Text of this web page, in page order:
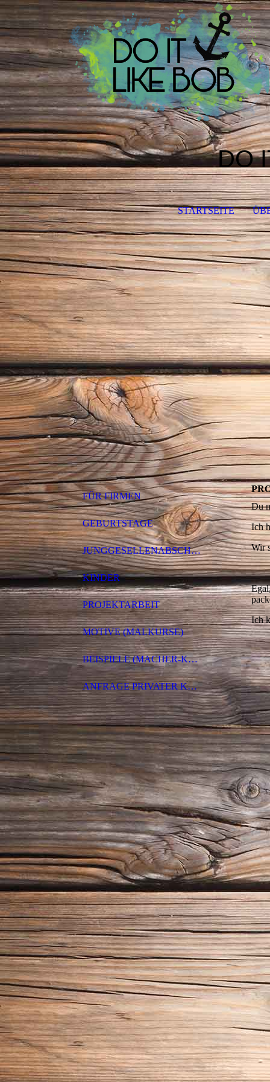
DO
STARTSEITE
FÜR FIRMEN
GEBURTSTAGE
JUNGGESELLENABSCHIEDE
KINDER
PROJEKTARBEIT
MOTIVE (MALKURSE)
BEISPIELE (MACHER-KURSE)
ANFRAGE PRIVATER KURS
Du
Ich
Wir
Ich